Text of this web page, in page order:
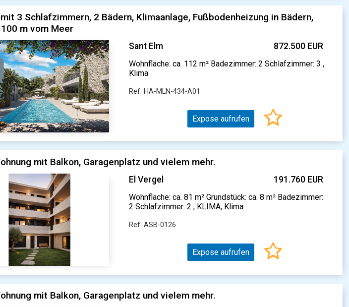
3 Schlafzimmern, 2 Bädern, Klimaanlage, Fußbodenheizung in Bädern,
m vom Meer
Sant Elm 872.500 EUR
Wohnfläche: ca. 112 m² Badezimmer: 2 Schlafzimmer: 3 ,
Klima
Ref. HA-MLN-434-A01
Expose aufrufen
mit Balkon, Garagenplatz und vielem mehr.
El Vergel 191.760 EUR
Wohnfläche: ca. 81 m² Grundstück: ca. 8 m² Badezimmer:
2 Schlafzimmer: 2 , KLIMA, Klima
Ref. ASB-0126
Expose aufrufen
mit Balkon, Garagenplatz und vielem mehr.